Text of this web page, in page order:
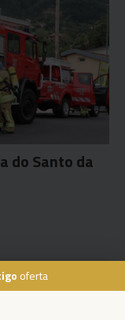
oferta
do Santo da